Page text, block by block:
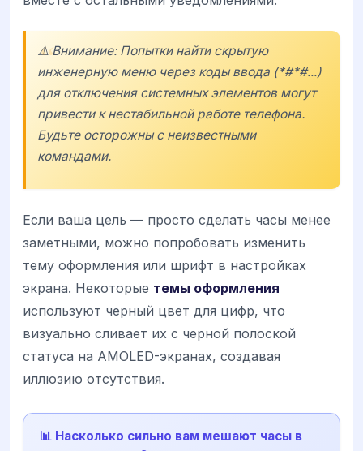
⚠️ Внимание: Попытки найти скрытую
инженерную меню через коды ввода (*#*#...)
для отключения системных элементов могут
привести к нестабильной работе телефона.
Будьте осторожны с неизвестными
командами.
Если ваша цель — просто сделать часы менее
заметными, можно попробовать изменить
тему оформления или шрифт в настройках
экрана. Некоторые темы оформления
используют черный цвет для цифр, что
визуально сливает их с черной полоской
статуса на AMOLED-экранах, создавая
иллюзию отсутствия.
📊 Насколько сильно вам мешают часы в